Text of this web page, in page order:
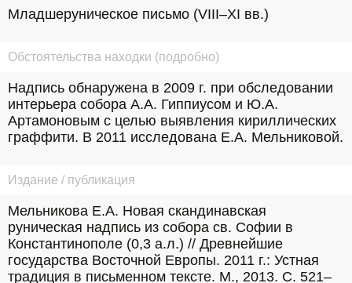
Младшеруническое письмо (VIII–XI вв.)
Обстоятельства находки (подробно)
Надпись обнаружена в 2009 г. при обследовании
интерьера собора А.А. Гиппиусом и Ю.А.
Артамоновым с целью выявления кириллических
граффити. В 2011 исследована Е.А. Мельниковой.
Издание / публикация
Мельникова Е.А. Новая скандинавская
руническая надпись из собора св. Софии в
Константинополе (0,3 а.л.) // Древнейшие
государства Восточной Европы. 2011 г.: Устная
традиция в письменном тексте. М., 2013. С. 521–